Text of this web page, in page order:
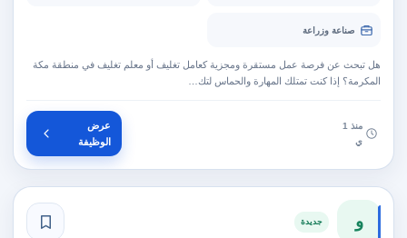
صناعة وزراعة
هل تبحث عن فرصة عمل مستقرة ومجزية كعامل تغليف أو معلم تغليف في منطقة مكة
المكرمة؟ إذا كنت تمتلك المهارة والحماس لتك…
منذ 1
ي
عرض
الوظيفة
و جديدة